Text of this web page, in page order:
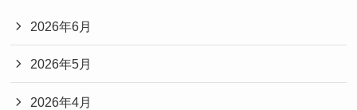
2026年6月
2026年5月
2026年4月